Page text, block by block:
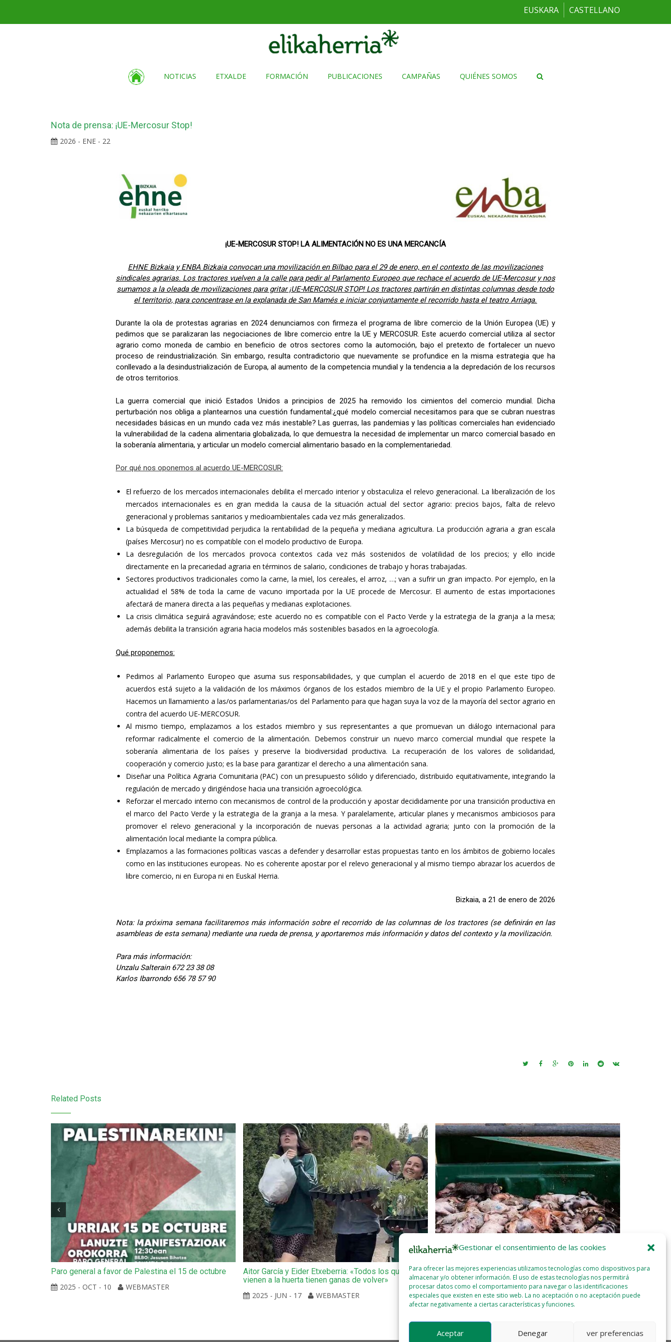
Gestionar el consentimiento de las cookies
Para ofrecer las mejores experiencias utilizamos tecnologías como dispositivos para
almacenar y/o obtener información. El uso de estas tecnologías nos permitirá
procesar datos como el comportamiento para navegar o las identificaciones
especiales que existen en este sitio web. La no aceptación o no aceptación puede
afectar negativamente a ciertas características y funciones.
Aceptar Denegar ver preferencias
EUSKARA CASTELLANO
NOTICIAS ETXALDE FORMACIÓN PUBLICACIONES CAMPAÑAS QUIÉNES SOMOS
Nota de prensa: ¡UE-Mercosur Stop!
2026 - ENE - 22
¡UE-MERCOSUR STOP! LA ALIMENTACIÓN NO ES UNA MERCANCÍA
EHNE Bizkaia y ENBA Bizkaia convocan una movilización en Bilbao para el 29 de enero, en el contexto de las movilizaciones
sindicales agrarias. Los tractores vuelven a la calle para pedir al Parlamento Europeo que rechace el acuerdo de UE-Mercosur y nos
sumamos a la oleada de movilizaciones para gritar ¡UE-MERCOSUR STOP! Los tractores partirán en distintas columnas desde todo
el territorio, para concentrase en la explanada de San Mamés e iniciar conjuntamente el recorrido hasta el teatro Arriaga.
Durante la ola de protestas agrarias en 2024 denunciamos con firmeza el programa de libre comercio de la Unión Europea (UE) y
pedimos que se paralizaran las negociaciones de libre comercio entre la UE y MERCOSUR. Este acuerdo comercial utiliza al sector
agrario como moneda de cambio en beneficio de otros sectores como la automoción, bajo el pretexto de fortalecer un nuevo
proceso de reindustrialización. Sin embargo, resulta contradictorio que nuevamente se profundice en la misma estrategia que ha
conllevado a la desindustrialización de Europa, al aumento de la competencia mundial y la tendencia a la depredación de los recursos
de otros territorios.
La guerra comercial que inició Estados Unidos a principios de 2025 ha removido los cimientos del comercio mundial. Dicha
perturbación nos obliga a plantearnos una cuestión fundamental:¿qué modelo comercial necesitamos para que se cubran nuestras
necesidades básicas en un mundo cada vez más inestable? Las guerras, las pandemias y las políticas comerciales han evidenciado
la vulnerabilidad de la cadena alimentaria globalizada, lo que demuestra la necesidad de implementar un marco comercial basado en
la soberanía alimentaria, y articular un modelo comercial alimentario basado en la complementariedad.
Por qué nos oponemos al acuerdo UE-MERCOSUR:
El refuerzo de los mercados internacionales debilita el mercado interior y obstaculiza el relevo generacional. La liberalización de los
mercados internacionales es en gran medida la causa de la situación actual del sector agrario: precios bajos, falta de relevo
generacional y problemas sanitarios y medioambientales cada vez más generalizados.
La búsqueda de competitividad perjudica la rentabilidad de la pequeña y mediana agricultura. La producción agraria a gran escala
(países Mercosur) no es compatible con el modelo productivo de Europa.
La desregulación de los mercados provoca contextos cada vez más sostenidos de volatilidad de los precios; y ello incide
directamente en la precariedad agraria en términos de salario, condiciones de trabajo y horas trabajadas.
Sectores productivos tradicionales como la carne, la miel, los cereales, el arroz, …; van a sufrir un gran impacto. Por ejemplo, en la
actualidad el 58% de toda la carne de vacuno importada por la UE procede de Mercosur. El aumento de estas importaciones
afectará de manera directa a las pequeñas y medianas explotaciones.
La crisis climática seguirá agravándose; este acuerdo no es compatible con el Pacto Verde y la estrategia de la granja a la mesa;
además debilita la transición agraria hacia modelos más sostenibles basados en la agroecología.
Qué proponemos:
Pedimos al Parlamento Europeo que asuma sus responsabilidades, y que cumplan el acuerdo de 2018 en el que este tipo de
acuerdos está sujeto a la validación de los máximos órganos de los estados miembro de la UE y el propio Parlamento Europeo.
Hacemos un llamamiento a las/os parlamentarias/os del Parlamento para que hagan suya la voz de la mayoría del sector agrario en
contra del acuerdo UE-MERCOSUR.
Al mismo tiempo, emplazamos a los estados miembro y sus representantes a que promuevan un diálogo internacional para
reformar radicalmente el comercio de la alimentación. Debemos construir un nuevo marco comercial mundial que respete la
soberanía alimentaria de los países y preserve la biodiversidad productiva. La recuperación de los valores de solidaridad,
cooperación y comercio justo; es la base para garantizar el derecho a una alimentación sana.
Diseñar una Política Agraria Comunitaria (PAC) con un presupuesto sólido y diferenciado, distribuido equitativamente, integrando la
regulación de mercado y dirigiéndose hacia una transición agroecológica.
Reforzar el mercado interno con mecanismos de control de la producción y apostar decididamente por una transición productiva en
el marco del Pacto Verde y la estrategia de la granja a la mesa. Y paralelamente, articular planes y mecanismos ambiciosos para
promover el relevo generacional y la incorporación de nuevas personas a la actividad agraria; junto con la promoción de la
alimentación local mediante la compra pública.
Emplazamos a las formaciones políticas vascas a defender y desarrollar estas propuestas tanto en los ámbitos de gobierno locales
como en las instituciones europeas. No es coherente apostar por el relevo generacional y al mismo tiempo abrazar los acuerdos de
libre comercio, ni en Europa ni en Euskal Herria.
Bizkaia, a 21 de enero de 2026
Nota: la próxima semana facilitaremos más información sobre el recorrido de las columnas de los tractores (se definirán en las
asambleas de esta semana) mediante una rueda de prensa, y aportaremos más información y datos del contexto y la movilización.
Para más información:
Unzalu Salterain 672 23 38 08
Karlos Ibarrondo 656 78 57 90
Related Posts
Paro general a favor de Palestina el 15 de octubre
2025 - OCT - 10
WEBMASTER
Aitor García y Eider Etxeberria: «Todos los que
vienen a la huerta tienen ganas de volver»
2025 - JUN - 17
WEBMASTER
Greenpeace se opone «de forma contundente» al
nuevo macroproyecto de matadero de Cárnicas Iruña
en Navarra
2025 - JUN - 17
WEBMASTER
Una
2025 -